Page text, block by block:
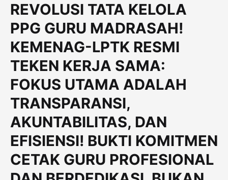
REVOLUSI TATA KELOLA
PPG GURU MADRASAH!
KEMENAG-LPTK RESMI
TEKEN KERJA SAMA:
FOKUS UTAMA ADALAH
TRANSPARANSI,
AKUNTABILITAS, DAN
EFISIENSI! BUKTI KOMITMEN
CETAK GURU PROFESIONAL